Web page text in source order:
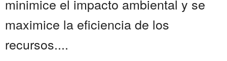
minimice el impacto ambiental y se
maximice la eficiencia de los
recursos....